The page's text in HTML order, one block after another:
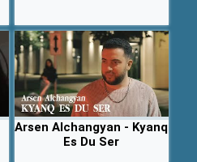
Arsen Alchangyan - Kyanq
Es Du Ser